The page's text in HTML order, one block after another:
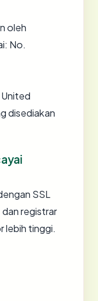
oleh
No.
disediakan
SSL
registrar
lebih tinggi.